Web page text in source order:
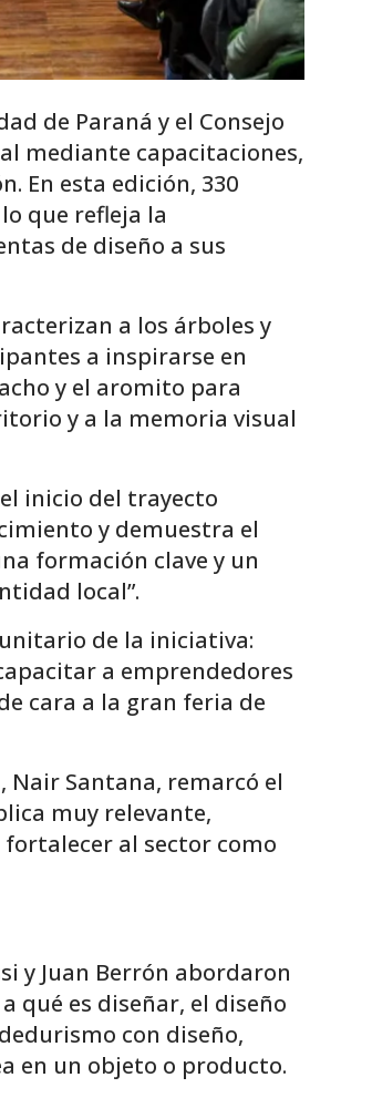
de Paraná y el Consejo
mediante capacitaciones,
En esta edición, 330
que refleja la
de diseño a sus
a los árboles y
a inspirarse en
y el aromito para
y a la memoria visual
inicio del trayecto
y demuestra el
formación clave y un
local”.
de la iniciativa:
a emprendedores
cara a la gran feria de
Nair Santana, remarcó el
muy relevante,
al sector como
y Juan Berrón abordaron
qué es diseñar, el diseño
con diseño,
en un objeto o producto.